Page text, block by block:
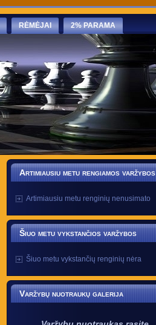
RĖMĖJAI
2% PARAMA
Artimiausiu metu rengiamos varžybos
Artimiausiu metu renginių nenusimato
Šiuo metu vykstančios varžybos
Šiuo metu vykstančių renginių nėra
Varžybų nuotraukų galerija